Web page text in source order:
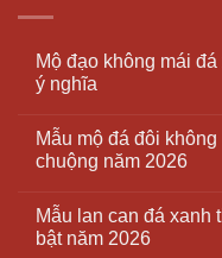
Mộ đạo không mái
ý nghĩa
Mẫu mộ đá đôi
chuộng năm 2026
Mẫu lan can đá xanh
bật năm 2026